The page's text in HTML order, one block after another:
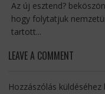
Az új esztend?
hogy folytatjuk
tartott...
LEAVE A COMMENT
Hozzászólás küldéséhez